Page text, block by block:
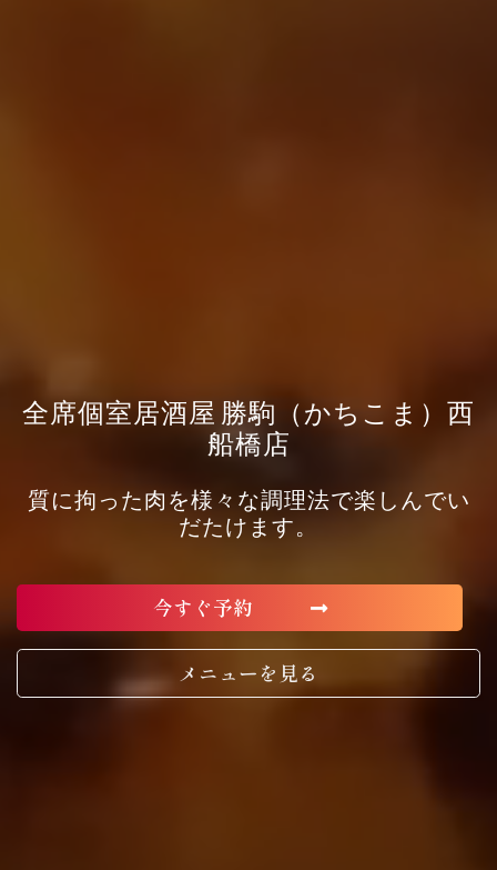
全席個室居酒屋 勝駒（かちこま）西
船橋店
質に拘った肉を様々な調理法で楽しんでい
だたけます。
今すぐ予約
メニューを見る